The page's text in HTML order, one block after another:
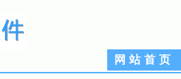
网站首页